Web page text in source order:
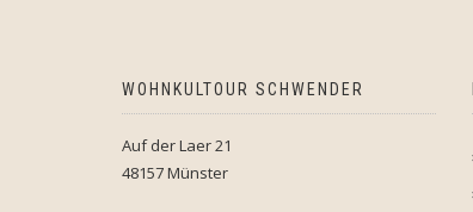
WOHNKULTOUR SCHWENDER
Auf der Laer 21
48157 Münster